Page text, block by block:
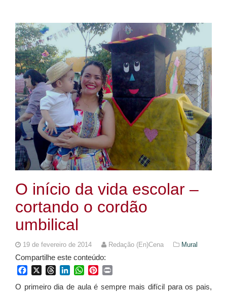
O início da vida escolar –
cortando o cordão
umbilical
19 de fevereiro de 2014 Redação (En)Cena Mural
Compartilhe este conteúdo:
FacebookThreadsLinkedInWhatsApp
Pinterest
O primeiro dia de aula é sempre mais difícil para os pais,